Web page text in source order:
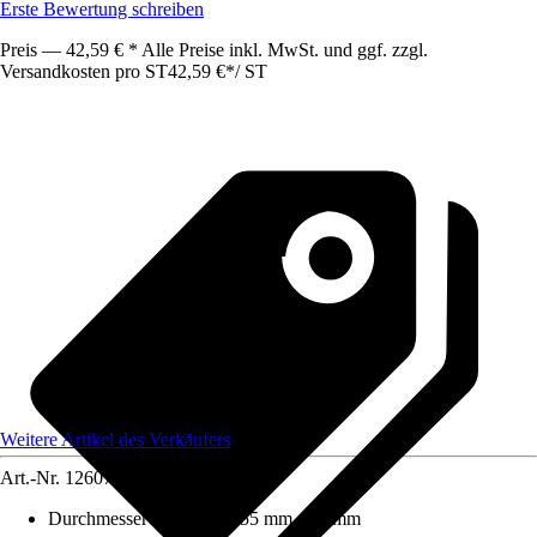
Erste Bewertung schreiben
Preis — 42,59 € * Alle Preise inkl. MwSt. und ggf. zzgl.
Versandkosten pro ST42,59 €*/ ST
Weitere Artikel des Verkäufers
Art.-Nr. 12607884
Durchmesser (von - bis)
55 mm - 55 mm